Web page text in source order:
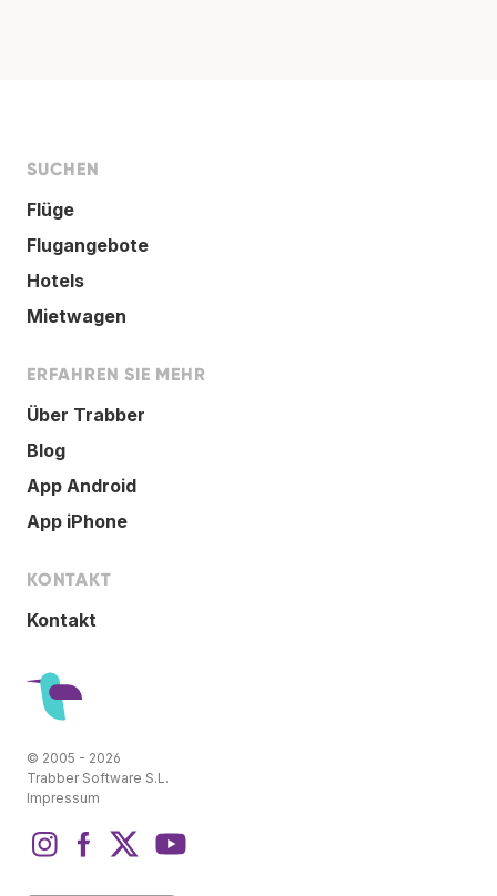
SUCHEN
Flüge
Flugangebote
Hotels
Mietwagen
ERFAHREN SIE MEHR
Über Trabber
Blog
App Android
App iPhone
KONTAKT
Kontakt
© 2005 - 2026
Trabber Software S.L.
Impressum